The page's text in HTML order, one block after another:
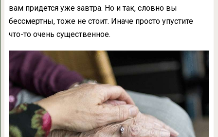
вам придется уже завтра. Но и так, словно вы
бессмертны, тоже не стоит. Иначе просто упустите
что-то очень существенное.